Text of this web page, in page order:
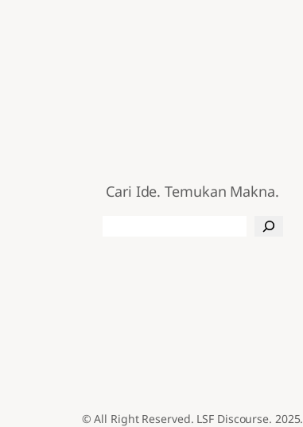
Cari Ide. Temukan Makna.
© All Right Reserved. LSF Discourse. 2025.